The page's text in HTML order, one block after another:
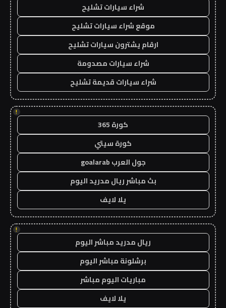
شراء سيارات تشليح
موقع شراء سيارات تشليح
ارقام يشترون سيارات تشليح
شراء سيارات مصدومة
شراء سيارات قديمة تشليح
!
كورة 365
كورة سيتي
جول العرب goalarab
بث مباشر ريال مدريد اليوم
يلا لايف
!
ريال مدريد مباشر اليوم
برشلونة مباشر اليوم
مباريات اليوم مباشر
يلا لايف